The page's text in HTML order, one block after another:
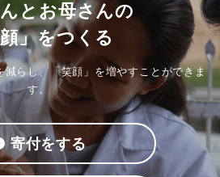
とお母さんの
」をつくる
減らし、「笑顔」を増やすことができま
す。
寄付をする